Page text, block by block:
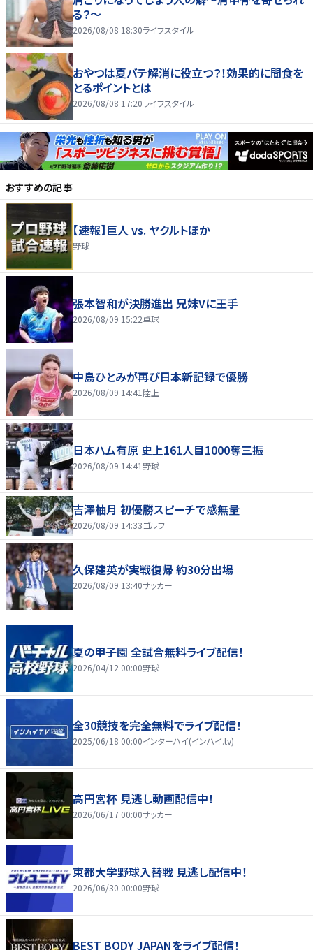
る？～
2026/08/08 18:30ライフスタイル
おやつは夏バテ解消に役立つ？！効果的に間食を
とるポイントとは
2026/08/08 17:20ライフスタイル
おすすめの記事
【速報】巨人 vs. ヤクルトほか
野球
張本智和が決勝進出 兄妹Vに王手
2026/08/09 15:22卓球
中島ひとみが再び日本新記録で優勝
2026/08/09 14:41 陸上
日本ハム有原 史上161人目1000奪三振
2026/08/09 14:41 野球
吉澤柚月 初優勝スピーチで感無量
2026/08/09 14:33ゴルフ
久保建英が実戦復帰 約30分出場
2026/08/09 13:40サッカー
夏の甲子園 全試合無料ライブ配信！
2026/04/12 00:00野球
全30競技を完全無料でライブ配信！
2025/06/18 00:00インターハイ(インハイ.tv)
高円宮杯 見逃し動画配信中！
2026/06/17 00:00サッカー
東都大学野球入替戦 見逃し配信中！
2026/06/30 00:00野球
BEST BODY JAPANをライブ配信！